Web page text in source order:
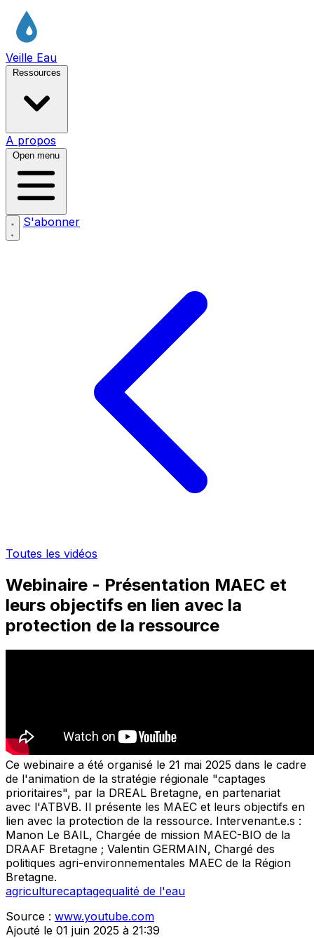
Veille Eau
Ressources
A propos
Open menu
S'abonner
Toutes les vidéos
Webinaire - Présentation MAEC et
leurs objectifs en lien avec la
protection de la ressource
Ce webinaire a été organisé le 21 mai 2025 dans le cadre
de l'animation de la stratégie régionale "captages
prioritaires", par la DREAL Bretagne, en partenariat
avec l'ATBVB. Il présente les MAEC et leurs objectifs en
lien avec la protection de la ressource. Intervenant.e.s :
Manon Le BAIL, Chargée de mission MAEC-BIO de la
DRAAF Bretagne ; Valentin GERMAIN, Chargé des
politiques agri-environnementales MAEC de la Région
Bretagne.
agriculturecaptagequalité de l'eau
Source : www.youtube.com
Ajouté le 01 juin 2025 à 21:39